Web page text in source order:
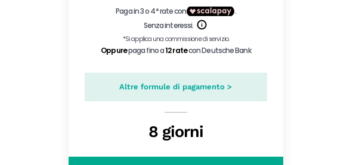
Altre formule di pagamento >
8 giorni